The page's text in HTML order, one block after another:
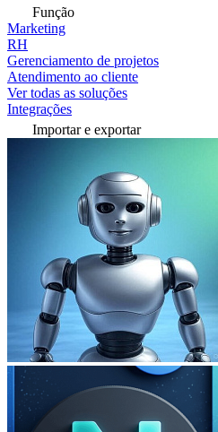
Função
Marketing
RH
Gerenciamento de projetos
Atendimento ao cliente
Ver todas as soluções
Integrações
Importar e exportar